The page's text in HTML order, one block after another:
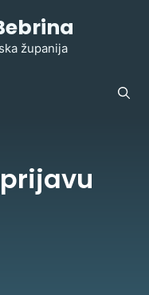
županija